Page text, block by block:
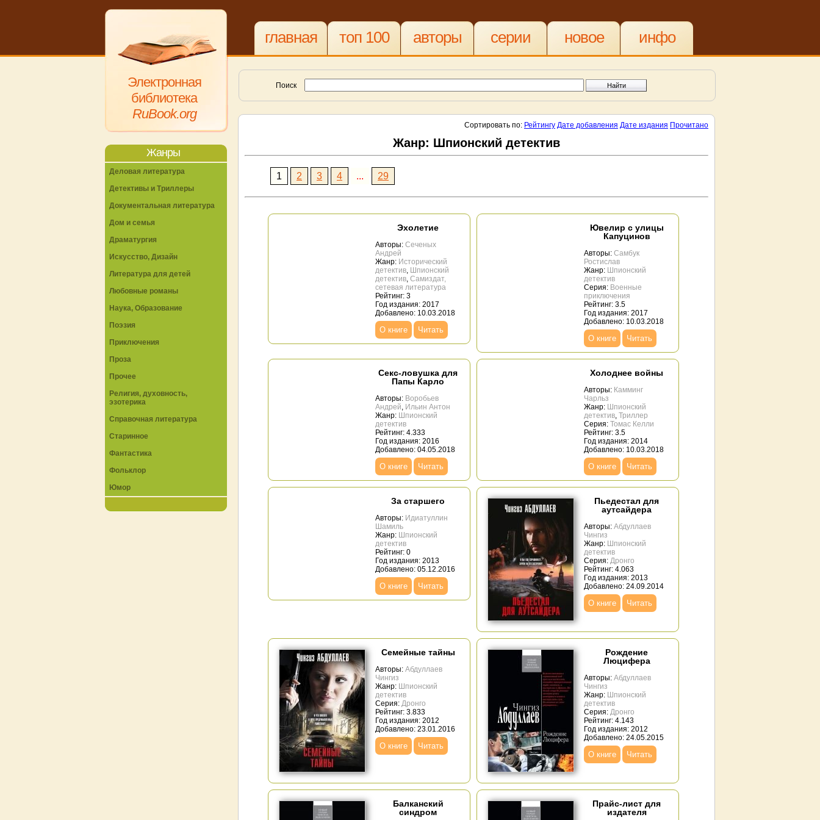
Электронная
библиотека
RuBook.org
главная топ 100 авторы серии новое инфо
Поиск
Сортировать по: Рейтингу Дате добавления Дате издания Прочитано
Жанр: Шпионский детектив
1 2 3 4 ... 29
Эхолетие
Авторы: Сеченых
Андрей
Жанр: Исторический
детектив, Шпионский
детектив, Самиздат,
сетевая литература
Рейтинг: 3
Год издания: 2017
Добавлено: 10.03.2018
О книге Читать
Ювелир с улицы
Капуцинов
Авторы: Самбук
Ростислав
Жанр: Шпионский
детектив
Серия: Военные
приключения
Рейтинг: 3.5
Год издания: 2017
Добавлено: 10.03.2018
О книге Читать
Секс-ловушка для
Папы Карло
Авторы: Воробьев
Андрей, Ильин Антон
Жанр: Шпионский
детектив
Рейтинг: 4.333
Год издания: 2016
Добавлено: 04.05.2018
О книге Читать
Холоднее войны
Авторы: Камминг
Чарльз
Жанр: Шпионский
детектив, Триллер
Серия: Томас Келли
Рейтинг: 3.5
Год издания: 2014
Добавлено: 10.03.2018
О книге Читать
За старшего
Авторы: Идиатуллин
Шамиль
Жанр: Шпионский
детектив
Рейтинг: 0
Год издания: 2013
Добавлено: 05.12.2016
О книге Читать
Пьедестал для
аутсайдера
Авторы: Абдуллаев
Чингиз
Жанр: Шпионский
детектив
Серия: Дронго
Рейтинг: 4.063
Год издания: 2013
Добавлено: 24.09.2014
О книге Читать
Семейные тайны
Авторы: Абдуллаев
Чингиз
Жанр: Шпионский
детектив
Серия: Дронго
Рейтинг: 3.833
Год издания: 2012
Добавлено: 23.01.2016
О книге Читать
Рождение
Люцифера
Авторы: Абдуллаев
Чингиз
Жанр: Шпионский
детектив
Серия: Дронго
Рейтинг: 4.143
Год издания: 2012
Добавлено: 24.05.2015
О книге Читать
Балканский
синдром
Прайс-лист для
издателя
Жанры
Деловая литература
Детективы и Триллеры
Документальная литература
Дом и семья
Драматургия
Искусство, Дизайн
Литература для детей
Любовные романы
Наука, Образование
Поэзия
Приключения
Проза
Прочее
Религия, духовность,
эзотерика
Справочная литература
Старинное
Фантастика
Фольклор
Юмор